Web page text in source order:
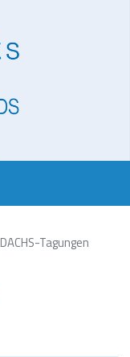
DACHS-Tagungen